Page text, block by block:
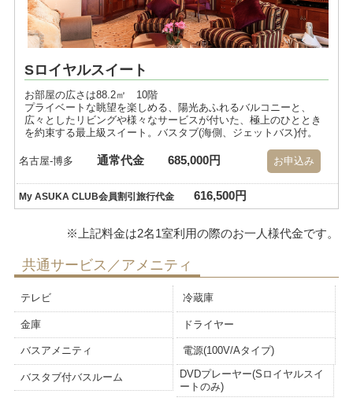
Sロイヤルスイート
お部屋の広さは88.2㎡ 10階
プライベートな眺望を楽しめる、陽光あふれるバルコニーと、
広々としたリビングや様々なサービスが付いた、極上のひととき
を約束する最上級スイート。バスタブ(海側、ジェットバス)付。
名古屋-博多 通常代金 685,000円 お申込み
My ASUKA CLUB会員割引旅行代金 616,500円
共通サービス／アメニティ
テレビ 冷蔵庫
金庫 ドライヤー
バスアメニティ 電源(100V/Aタイプ)
バスタブ付バスルーム
DVDプレーヤー(Sロイヤルスイ
ートのみ)